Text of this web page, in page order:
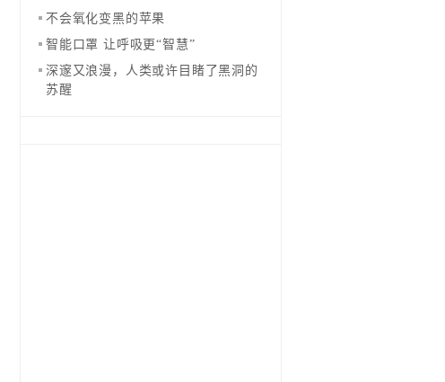
不会氧化变黑的苹果
智能口罩 让呼吸更“智慧”
深邃又浪漫，人类或许目睹了黑洞的
苏醒